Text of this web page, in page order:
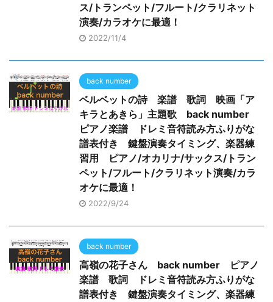
ス/トランペット/フルート/クラリネット
演奏/カラオケに最適！
2022/11/4
back number
ベルベットの詩 楽譜 歌詞 映画「ア
キラとあきら」主題歌 back number
ピアノ楽譜 ドレミ音符読み方ふりがな
譜表付き 鍵盤演奏タイミング、楽器練
習用 ピアノ/オカリナ/サックス/トラン
ペット/フルート/クラリネット演奏/カラ
オケに最適！
2022/9/24
back number
高嶺の花子さん back number ピアノ
楽譜 歌詞 ドレミ音符読み方ふりがな
譜表付き 鍵盤演奏タイミング、楽器練